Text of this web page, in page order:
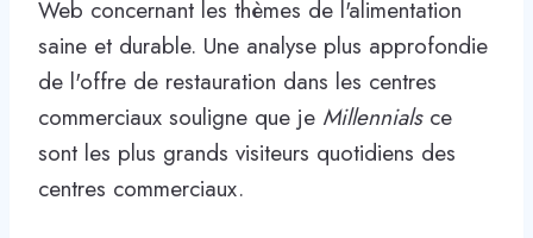
Web concernant les thèmes de l'alimentation
saine et durable. Une analyse plus approfondie
de l'offre de restauration dans les centres
commerciaux souligne que je Millennialsce
sont les plus grands visiteurs quotidiens des
centres commerciaux.